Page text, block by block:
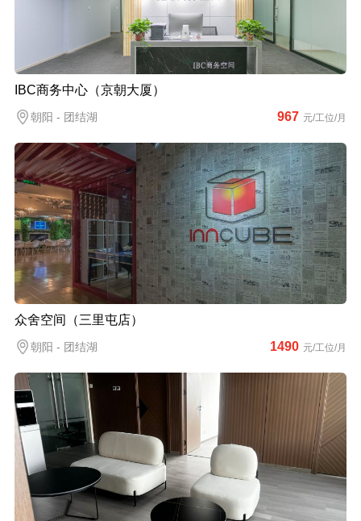
IBC商务中心（京朝大厦）
朝阳 - 团结湖 967 元/工位/月
众舍空间（三里屯店）
朝阳 - 团结湖 1490 元/工位/月